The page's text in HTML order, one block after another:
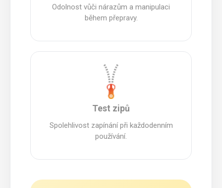
Odolnost vůči nárazům a manipulaci
během přepravy.
Test zipů
Spolehlivost zapínání při každodenním
používání.